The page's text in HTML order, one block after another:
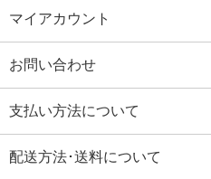
マイアカウント
お問い合わせ
支払い方法について
配送方法･送料について